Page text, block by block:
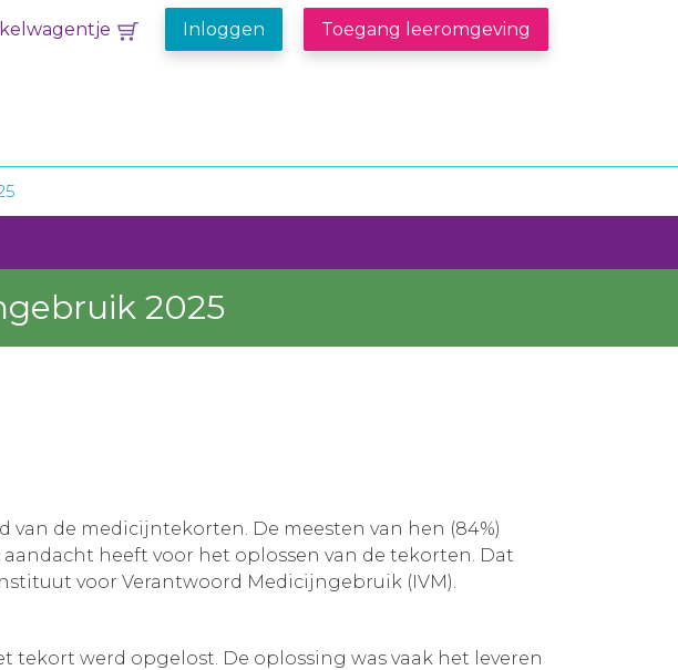
Inloggen Toegang leeromgeving
2025
de medicijntekorten. De meesten van hen (84%)
heeft voor het oplossen van de tekorten. Dat
voor Verantwoord Medicijngebruik (IVM).
werd opgelost. De oplossing was vaak het leveren